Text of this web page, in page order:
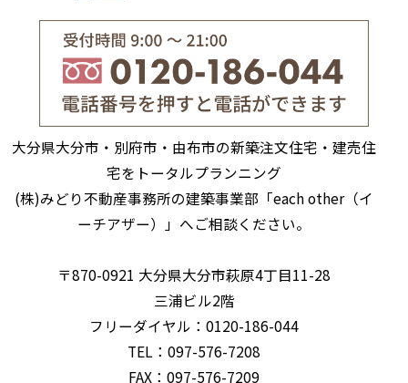
大分県大分市・別府市・由布市の新築注文住宅・建売住
宅をトータルプランニング
(株)みどり不動産事務所の建築事業部「each other（イ
ーチアザー）」へご相談ください。
〒870-0921 大分県大分市萩原4丁目11-28
三浦ビル2階
フリーダイヤル：0120-186-044
TEL：097-576-7208
FAX：097-576-7209